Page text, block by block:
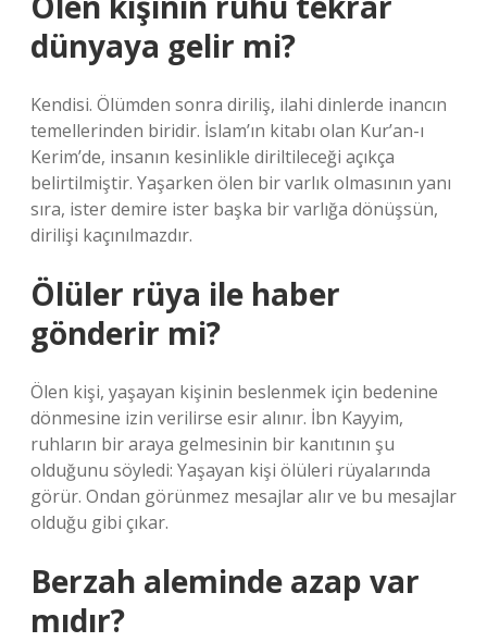
dünyaya gelir mi?
Kendisi. Ölümden sonra diriliş, ilahi dinlerde inancın
temellerinden biridir. İslam’ın kitabı olan Kur’an-ı
Kerim’de, insanın kesinlikle diriltileceği açıkça
belirtilmiştir. Yaşarken ölen bir varlık olmasının yanı
sıra, ister demire ister başka bir varlığa dönüşsün,
dirilişi kaçınılmazdır.
Ölüler rüya ile haber
gönderir mi?
Ölen kişi, yaşayan kişinin beslenmek için bedenine
dönmesine izin verilirse esir alınır. İbn Kayyim,
ruhların bir araya gelmesinin bir kanıtının şu
olduğunu söyledi: Yaşayan kişi ölüleri rüyalarında
görür. Ondan görünmez mesajlar alır ve bu mesajlar
olduğu gibi çıkar.
Berzah aleminde azap var
mıdır?